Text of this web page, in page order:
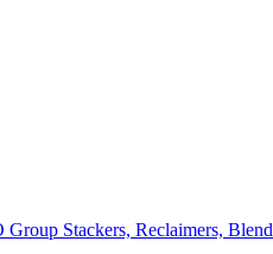
Stackers, Reclaimers,